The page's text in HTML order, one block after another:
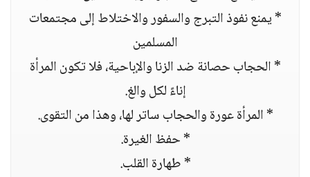
* يمنع نفوذ التبرج والسفور والاختلاط إلى مجتمعات
المسلمين
* الحجاب حصانة ضد الزنا والإباحية، فلا تكون المرأة
إناءً لكل والغ.
* المرأة عورة والحجاب ساتر لها، وهذا من التقوى.
* حفظ الغيرة.
* طهارة القلب.